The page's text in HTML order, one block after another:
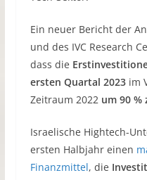
Ein neuer Bericht der
und des IVC Research
dass die
ersten Quartal 2023im
Zeitraum 2022 um 90 %
Israelische Hightech-
ersten Halbjahr einen
Finanzmittel, die